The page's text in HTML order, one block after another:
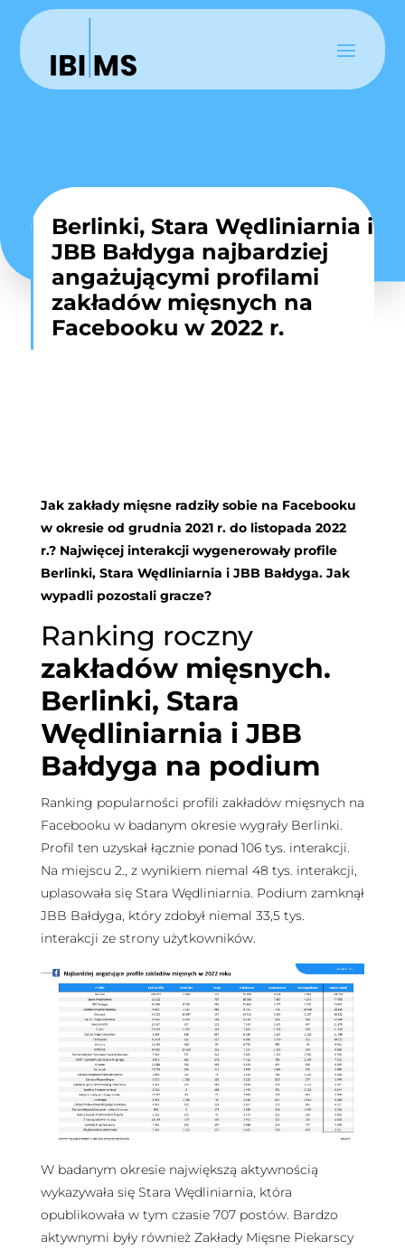
Berlinki, Stara Wędliniarnia i
JBB Bałdyga najbardziej
angażującymi profilami
zakładów mięsnych na
Facebooku w 2022 r.
Jak zakłady mięsne radziły sobie na Facebooku
w okresie od grudnia 2021 r. do listopada 2022
r.? Najwięcej interakcji wygenerowały profile
Berlinki, Stara Wędliniarnia i JBB Bałdyga. Jak
wypadli pozostali gracze?
Ranking roczny
zakładów mięsnych.
Berlinki, Stara
Wędliniarnia i JBB
Bałdyga na podium
Ranking popularności profili zakładów mięsnych na
Facebooku w badanym okresie wygrały Berlinki.
Profil ten uzyskał łącznie ponad 106 tys. interakcji.
Na miejscu 2., z wynikiem niemal 48 tys. interakcji,
uplasowała się Stara Wędliniarnia. Podium zamknął
JBB Bałdyga, który zdobył niemal 33,5 tys.
interakcji ze strony użytkowników.
W badanym okresie największą aktywnością
wykazywała się Stara Wędliniarnia, która
opublikowała w tym czasie 707 postów. Bardzo
aktywnymi były również Zakłady Mięsne Piekarscy